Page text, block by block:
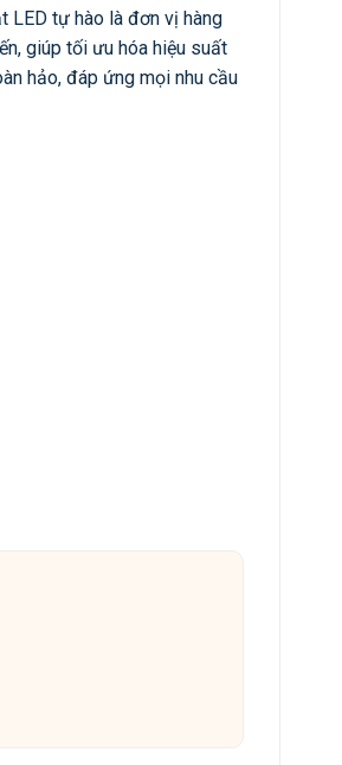
LED tự hào là đơn vị hàng
giúp tối ưu hóa hiệu suất
hảo, đáp ứng mọi nhu cầu